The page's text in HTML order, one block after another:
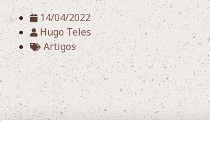
14/04/2022
Hugo Teles
Artigos